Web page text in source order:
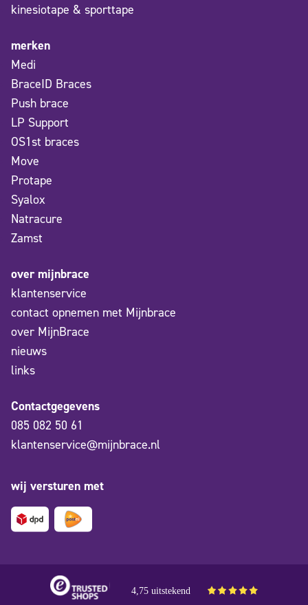
kinesiotape & sporttape
merken
Medi
BraceID Braces
Push brace
LP Support
OS1st braces
Move
Protape
Syalox
Natracure
Zamst
over mijnbrace
klantenservice
contact opnemen met Mijnbrace
over MijnBrace
nieuws
links
Contactgegevens
085 082 50 61
klantenservice@mijnbrace.nl
wij versturen met
4,75 uitstekend